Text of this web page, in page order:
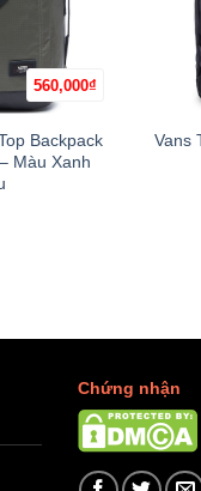
560,000₫
Backpack
Màu Xanh
Vans
Chứng nhận